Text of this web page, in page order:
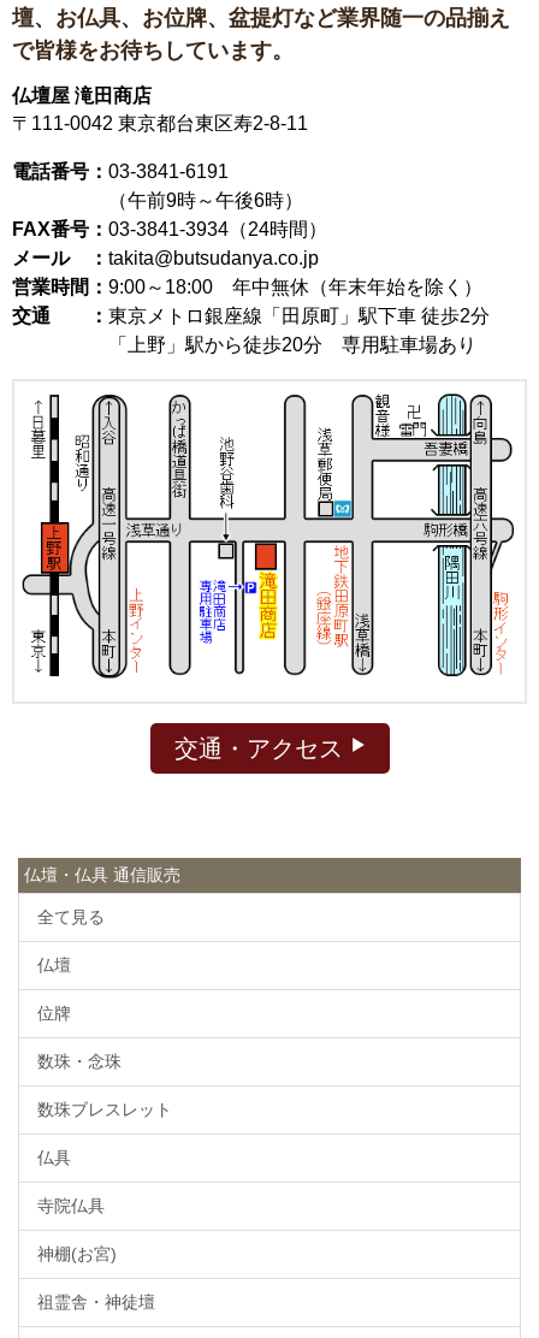
壇、お仏具、お位牌、盆提灯など業界随一の品揃え
で皆様をお待ちしています。
仏壇屋 滝田商店
〒111-0042 東京都台東区寿2-8-11
電話番号： 03-3841-6191
（午前9時～午後6時）
FAX番号： 03-3841-3934（24時間）
メール ： takita@butsudanya.co.jp
営業時間： 9:00～18:00 年中無休（年末年始を除く）
交通 ： 東京メトロ銀座線「田原町」駅下車 徒歩2分
「上野」駅から徒歩20分 専用駐車場あり
交通・アクセス
仏壇・仏具 通信販売
全て見る
仏壇
位牌
数珠・念珠
数珠ブレスレット
仏具
寺院仏具
神棚(お宮)
祖霊舎・神徒壇